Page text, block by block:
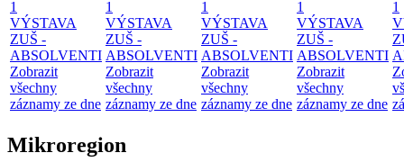
1
VÝSTAVA
ZUŠ -
ABSOLVENTI
Zobrazit
všechny
záznamy ze dne
1
VÝSTAVA
ZUŠ -
ABSOLVENTI
Zobrazit
všechny
záznamy ze dne
1
VÝSTAVA
ZUŠ -
ABSOLVENTI
Zobrazit
všechny
záznamy ze dne
1
VÝSTAVA
ZUŠ -
ABSOLVENTI
Zobrazit
všechny
záznamy ze dne
1
Mikroregion